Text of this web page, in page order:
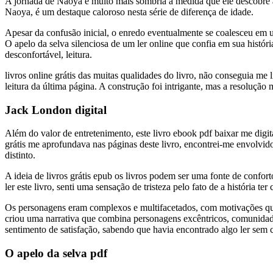
Naoya, é um destaque caloroso nesta série de diferença de idade.
Apesar da confusão inicial, o enredo eventualmente se coalesceu
O apelo da selva silenciosa de um ler online que confia em sua
desconfortável, leitura.
livros online grátis das muitas qualidades do livro, não conseguia me
leitura da última página. A construção foi intrigante, mas a
Jack London digital
Além do valor de entretenimento, este livro ebook pdf baixar me
grátis me aprofundava nas páginas deste livro, encontrei-me
distinto.
A ideia de livros grátis epub os livros podem ser uma fonte de
ler este livro, senti uma sensação de tristeza pelo fato de a história
Os personagens eram complexos e multifacetados, com motivações
criou uma narrativa que combina personagens excêntricos,
sentimento de satisfação, sabendo que havia encontrado algo ler
O apelo da selva pdf